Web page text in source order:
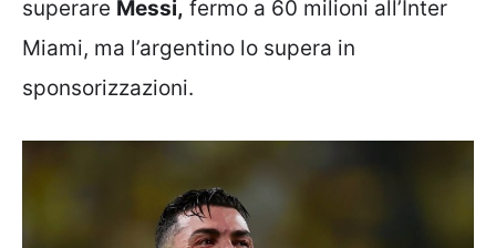
superare Messi, fermo a 60 milioni all’Inter
Miami, ma l’argentino lo supera in
sponsorizzazioni.